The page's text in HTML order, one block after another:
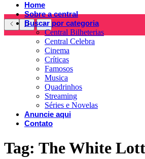
Home
Sobre a central
Buscar por categoria
Central Bilheterias
Central Celebra
Cinema
Críticas
Famosos
Musica
Quadrinhos
Streaming
Séries e Novelas
Anuncie aqui
Contato
Tag: The White